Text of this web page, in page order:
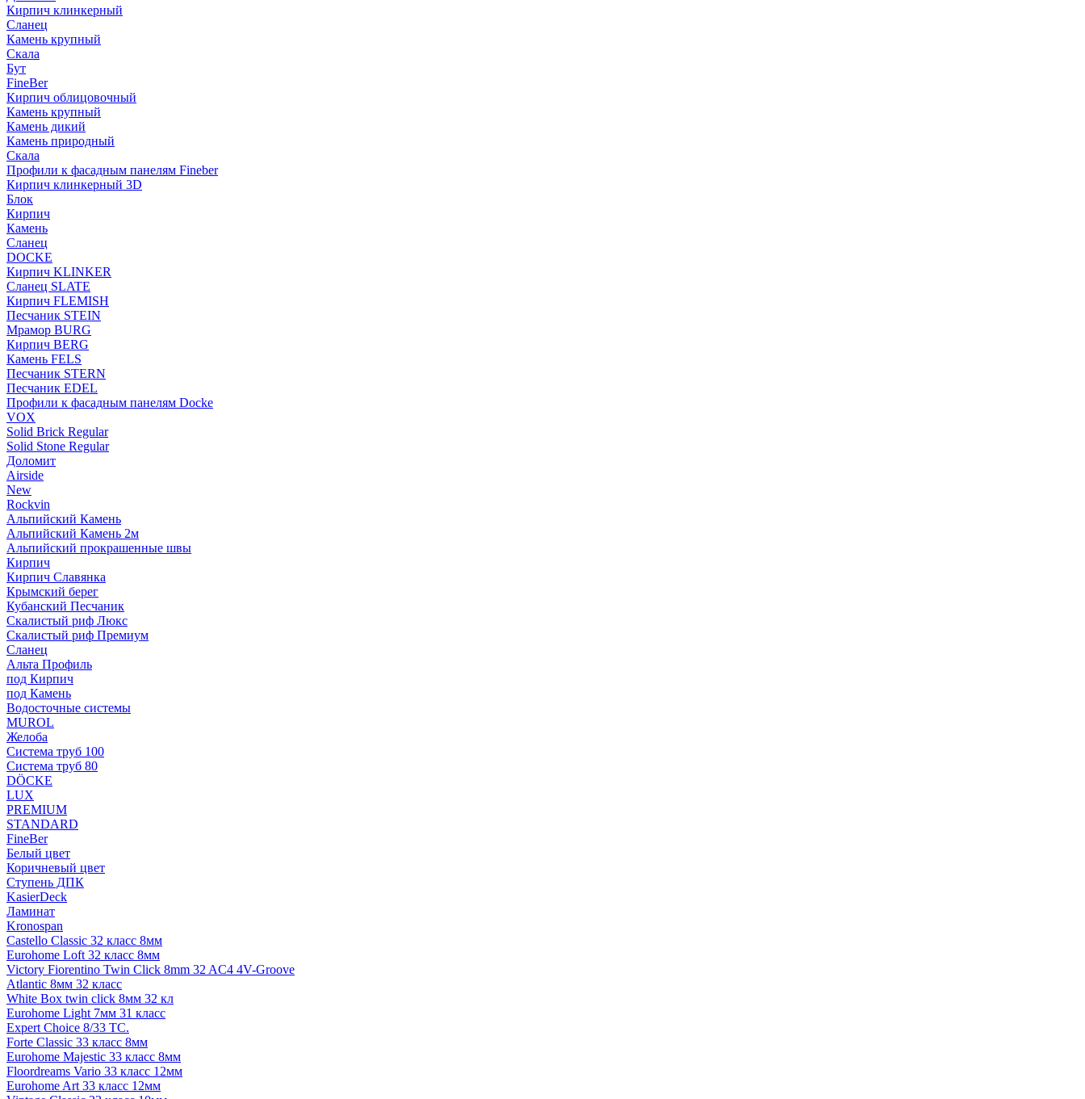
Кирпич клинкерный
Сланец
Камень крупный
Скала
Бут
FineBer
Кирпич облицовочный
Камень крупный
Камень дикий
Камень природный
Скала
Профили к фасадным панелям Fineber
Кирпич клинкерный 3D
Блок
Кирпич
Камень
Сланец
DOCKE
Кирпич KLINKER
Сланец SLATE
Кирпич FLEMISH
Пес­ча­ник STEIN
Мрамор BURG
Кирпич BERG
Камень FELS
Пес­ча­ник STERN
Пес­ча­ник EDEL
Профили к фасадным панелям Docke
VOX
Solid Brick Regular
Solid Stone Regular
Доломит
Airside
New
Rockvin
Альпийский Камень
Альпийский Камень 2м
Альпийский прокрашенные швы
Кирпич
Кирпич Славянка
Крымский берег
Кубанский Песчаник
Скалистый риф Люкс
Скалистый риф Премиум
Сланец
Альта Профиль
под Кирпич
под Камень
Водосточные системы
MUROL
Желоба
Система труб 100
Система труб 80
DÖCKE
LUX
PREMIUM
STANDARD
FineBer
Белый цвет
Коричневый цвет
Ступень ДПК
KasierDeck
Ламинат
Kronospan
Castello Classic 32 класс 8мм
Eurohome Loft 32 класс 8мм
Victory Fiorentino Twin Click 8mm 32 AC4 4V-Groove
Atlantic 8мм 32 класс
White Box twin click 8мм 32 кл
Eurohome Light 7мм 31 класс
Expert Choice 8/33 TC.
Forte Classic 33 класс 8мм
Eurohome Majestic 33 класс 8мм
Floordreams Vario 33 класс 12мм
Eurohome Art 33 класс 12мм